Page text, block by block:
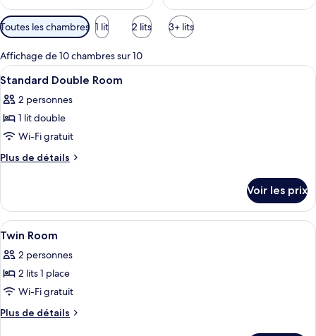
Filtres
disponibles
pour
les
chambres
Toutes les chambres 1 lit 2 lits 3+ lits
Affichage de 10 chambres sur 10
Afficher
toutes
les
photos
pour
ce
chambre :
Standard
Double
Room
Une chambre d’hôtel moderne
10
Standard Double Room
2 personnes
1 lit double
Wi-Fi gratuit
Plus de détails
Plus
le
type
de
Standard
Double
Voir les prix
Afficher
toutes
les
photos
pour
ce
Une chambre d’hôtel avec deux
5
Twin Room
2 personnes
2 lits 1 place
Wi-Fi gratuit
Plus de détails
Plus